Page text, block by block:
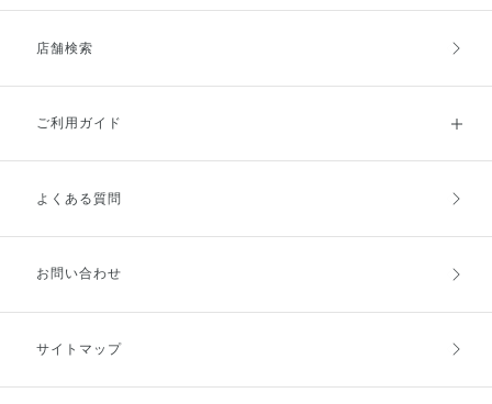
店舗検索
ご利用ガイド
ご利用ガイドトップ
お支払方法
キャンセル・返品・交換
よくある質問
お問い合わせ
サイトマップ